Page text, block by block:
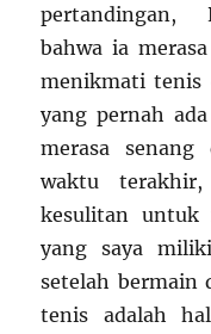
pertandingan,
bahwa ia
menikmati tenis
yang pernah
merasa senang
waktu terakhir,
kesulitan untuk
yang saya
setelah bermain
tenis adalah